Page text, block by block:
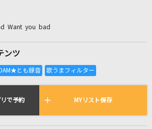
全国りれき
イムで歌われている曲の一覧
Want you bad
ンツ
で予約 MYリスト保存